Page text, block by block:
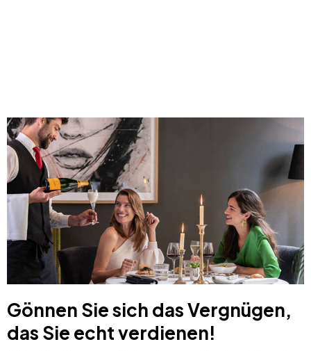
Gönnen Sie sich das Vergnügen,
das Sie echt verdienen!